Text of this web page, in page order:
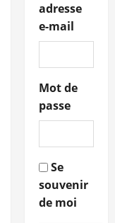
adresse
e-mail
Mot de
passe
Se
souvenir
de moi